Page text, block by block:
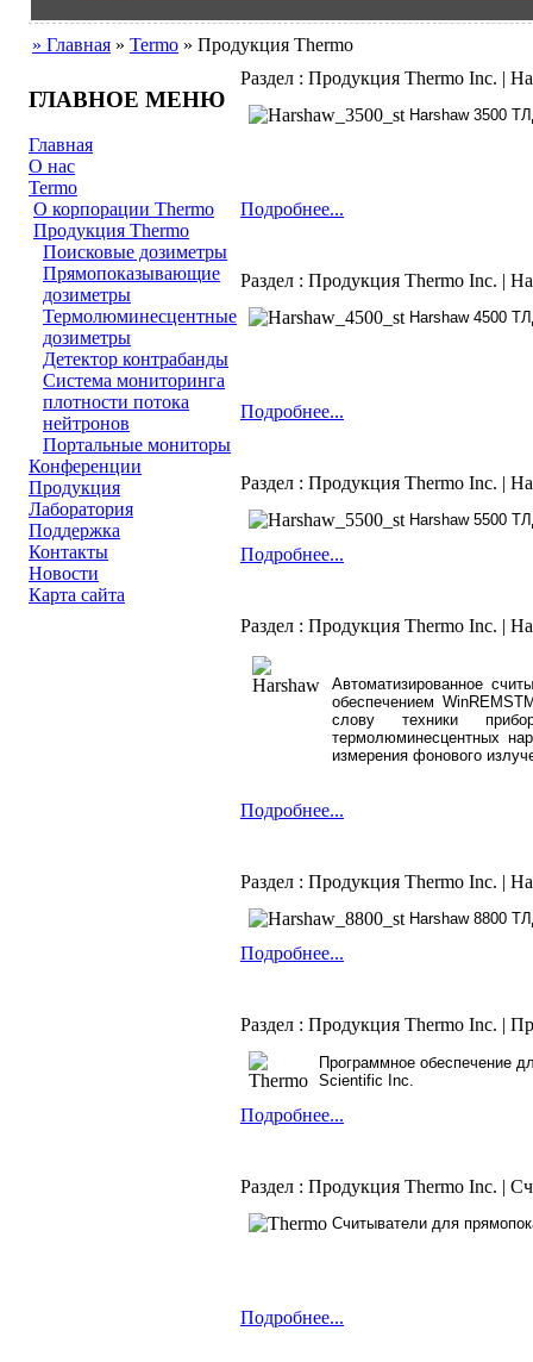
» Главная » Termo » Продукция Thermo
ГЛАВНОЕ МЕНЮ
Главная
О нас
Termo
О корпорации Thermo
Продукция Thermo
Поисковые дозиметры
Прямопоказывающие
дозиметры
Термолюминесцентные
дозиметры
Детектор контрабанды
Система мониторинга
плотности потока
нейтронов
Портальные мониторы
Конференции
Продукция
Лаборатория
Поддержка
Контакты
Новости
Карта сайта
Раздел : Продукция Thermo Inc. |
Harshaw 3500
Подробнее...
Раздел : Продукция Thermo Inc. |
Harshaw 4500
Подробнее...
Раздел : Продукция Thermo Inc. |
Harshaw 5500
Подробнее...
Раздел : Продукция Thermo Inc. |
Автоматизированное
обеспечением
слову техники
термолюминесцентных
измерения фонового
Подробнее...
Раздел : Продукция Thermo Inc. |
Harshaw 8800
Подробнее...
Раздел : Продукция Thermo Inc. |
Программное обеспечение
Scientific Inc.
Подробнее...
Раздел : Продукция Thermo Inc. |
Считыватели для
Подробнее...